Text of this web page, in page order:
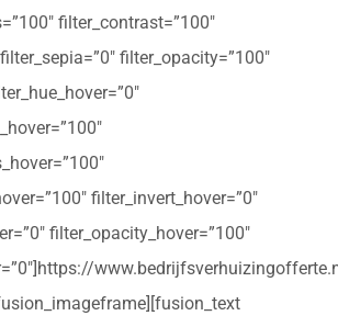
filter_contrast=”100″
filter_opacity=”100″
filter_invert_hover=”0″
filter_opacity_hover=”100″